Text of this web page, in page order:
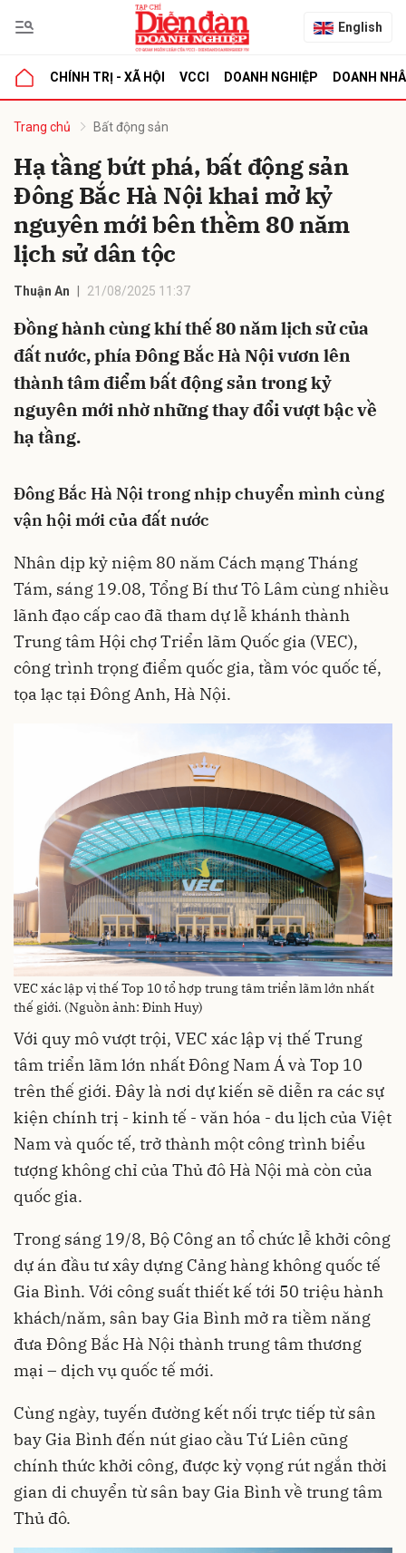
English
CHÍNH TRỊ - XÃ HỘI VCCI DOANH NGHIỆP DOANH
Trang chủ Bất động sản
Hạ tầng bứt phá, bất động sản
Đông Bắc Hà Nội khai mở kỷ
nguyên mới bên thềm 80 năm
lịch sử dân tộc
Thuận An 21/08/2025 11:37
Đồng hành cùng khí thế 80 năm lịch sử của
đất nước, phía Đông Bắc Hà Nội vươn lên
thành tâm điểm bất động sản trong kỷ
nguyên mới nhờ những thay đổi vượt bậc về
hạ tầng.
Đông Bắc Hà Nội trong nhịp chuyển mình cùng
vận hội mới của đất nước
Nhân dịp kỷ niệm 80 năm Cách mạng Tháng
Tám, sáng 19.08, Tổng Bí thư Tô Lâm cùng nhiều
lãnh đạo cấp cao đã tham dự lễ khánh thành
Trung tâm Hội chợ Triển lãm Quốc gia (VEC),
công trình trọng điểm quốc gia, tầm vóc quốc tế,
tọa lạc tại Đông Anh, Hà Nội.
VEC xác lập vị thế Top 10 tổ hợp trung tâm triển lãm lớn nhất
thế giới. (Nguồn ảnh: Đinh Huy)
Với quy mô vượt trội, VEC xác lập vị thế Trung
tâm triển lãm lớn nhất Đông Nam Á và Top 10
trên thế giới. Đây là nơi dự kiến sẽ diễn ra các sự
kiện chính trị - kinh tế - văn hóa - du lịch của Việt
Nam và quốc tế, trở thành một công trình biểu
tượng không chỉ của Thủ đô Hà Nội mà còn của
quốc gia.
Trong sáng 19/8, Bộ Công an tổ chức lễ khởi công
dự án đầu tư xây dựng Cảng hàng không quốc tế
Gia Bình. Với công suất thiết kế tới 50 triệu hành
khách/năm, sân bay Gia Bình mở ra tiềm năng
đưa Đông Bắc Hà Nội thành trung tâm thương
mại – dịch vụ quốc tế mới.
Cùng ngày, tuyến đường kết nối trực tiếp từ sân
bay Gia Bình đến nút giao cầu Tứ Liên cũng
chính thức khởi công, được kỳ vọng rút ngắn thời
gian di chuyển từ sân bay Gia Bình về trung tâm
Thủ đô.
luận